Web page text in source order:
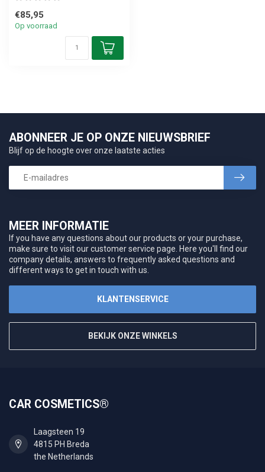
€85,95
Op voorraad
MEER INFORMATIE
If you have any questions about our products or your purchase,
make sure to visit our customer service page. Here you'll find our
company details, answers to frequently asked questions and
different ways to get in touch with us.
KLANTENSERVICE
BEKIJK ONZE WINKELS
ABONNEER JE OP ONZE NIEUWSBRIEF
Blijf op de hoogte over onze laatste acties
CAR COSMETICS®
Laagsteen 19
4815 PH Breda
the Netherlands